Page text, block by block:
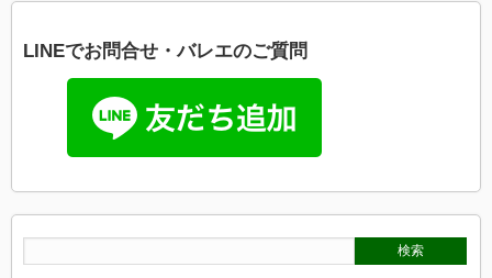
LINEでお問合せ・バレエのご質問